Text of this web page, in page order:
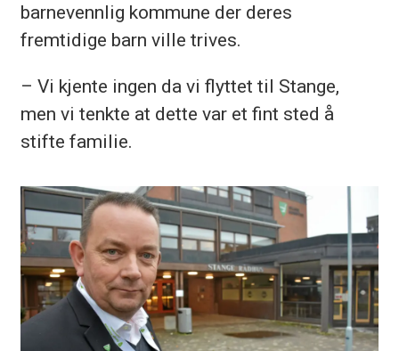
barnevennlig kommune der deres
fremtidige barn ville trives.
– Vi kjente ingen da vi flyttet til Stange,
men vi tenkte at dette var et fint sted å
stifte familie.